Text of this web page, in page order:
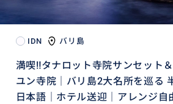
IDN バリ島
満喫‼️タナロット寺院サンセット
ユン寺院｜バリ島2大名所を巡る
日本語｜ホテル送迎｜アレンジ自